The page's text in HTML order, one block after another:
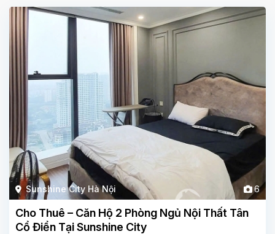
Sunshine City Hà Nội 6
Cho Thuê – Căn Hộ 2 Phòng Ngủ Nội Thất Tân
Cổ Điển Tại Sunshine City